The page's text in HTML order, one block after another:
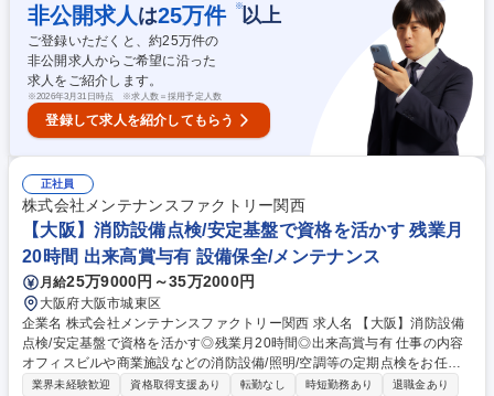
85%以上が年収アップを実現！圧倒的な企業の成長から現在年間400名の
キャリア採用実施中！今チャンスを掴みませんか？■2025年4月から営業
総合職の最低月給が36万円に引き上げられました！固定給が高く、インセ
ンティブ比率も高いです。中途入社者の90%が未経験からスタートです
が、年次を問わず実力に応じた役職や報酬をご用意します。変更の範囲：
当社グループの業務全般 募集職種 ★【高槻/営業】プライム上場/警察官・
消防士など公務員出身者活躍中！
非公開求人 は25万件 ※以上
ご登録いただくと、約25万件の
非公開求人からご希望に沿った
求人をご紹介します。
※2026年3月31日時点 ※求人数＝採用予定人数
登録して求人を紹介してもらう
正社員
株式会社メンテナンスファクトリー関西
【大阪】消防設備点検/安定基盤で資格を活かす 残業月
20時間 出来高賞与有 設備保全/メンテナンス
月給25万9000円～35万2000円
大阪府大阪市城東区
企業名 株式会社メンテナンスファクトリー関西 求人名 【大阪】消防設備
点検/安定基盤で資格を活かす◎残業月20時間◎出来高賞与有 仕事の内容
オフィスビルや商業施設などの消防設備/照明/空調等の定期点検をお任せ
します。火災報知器/スプリンクラー/電灯など不具合があれば、自チーム
業界未経験歓迎 資格取得支援あり 転勤なし 時短勤務あり 退職金あり